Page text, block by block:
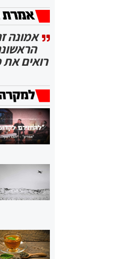
אמונה
רואים